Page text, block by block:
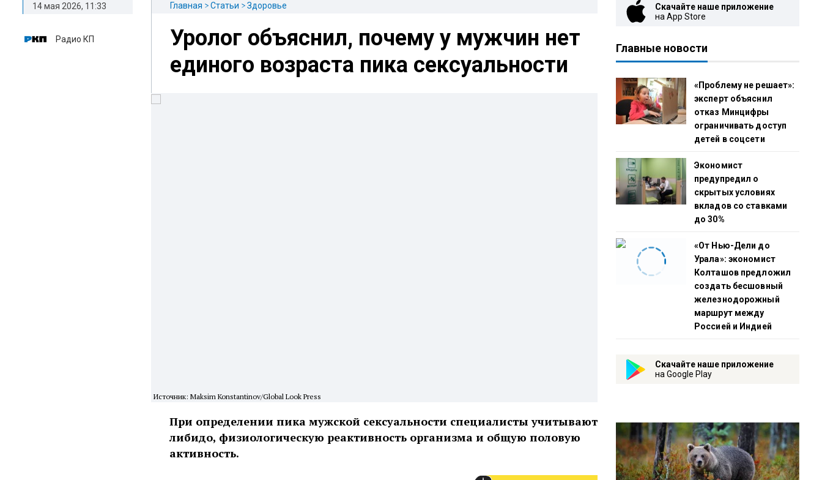
Главная Статьи Здоровье
Уролог объяснил, почему у мужчин нет
единого возраста пика сексуальности
Источник: Maksim Konstantinov/Global Look Press
При определении пика мужской сексуальности специалисты учитывают
либидо, физиологическую реактивность организма и общую половую
активность.
14 мая 2026, 11:33
Радио КП
Скачайте наше приложение
на App Store
Главные новости
«Проблему не решает»:
эксперт объяснил
отказ Минцифры
ограничивать доступ
детей в соцсети
Экономист
предупредил о
скрытых условиях
вкладов со ставками
до 30%
«От Нью-Дели до
Урала»: экономист
Колташов предложил
создать бесшовный
железнодорожный
маршрут между
Россией и Индией
Скачайте наше приложение
на Google Play